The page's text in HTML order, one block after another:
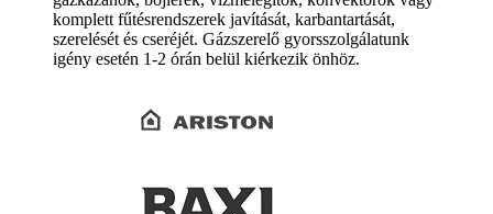
komplett fűtésrendszerek javítását, karbantartását,
szerelését és cseréjét. Gázszerelő gyorsszolgálatunk
igény esetén 1-2 órán belül kiérkezik önhöz.